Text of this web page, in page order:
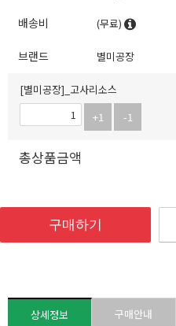
배송비 (무료)
브랜드 별미공장
[별미공장]_고사리소스
+1
-1
총상품금액
구매하기
상세정보 구매안내